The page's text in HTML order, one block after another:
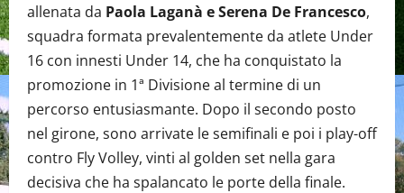
allenata da Paola Laganà e Serena De Francesco,
squadra formata prevalentemente da atlete Under
16 con innesti Under 14, che ha conquistato la
promozione in 1ª Divisione al termine di un
percorso entusiasmante. Dopo il secondo posto
nel girone, sono arrivate le semifinali e poi i play-off
contro Fly Volley, vinti al golden set nella gara
decisiva che ha spalancato le porte della finale.